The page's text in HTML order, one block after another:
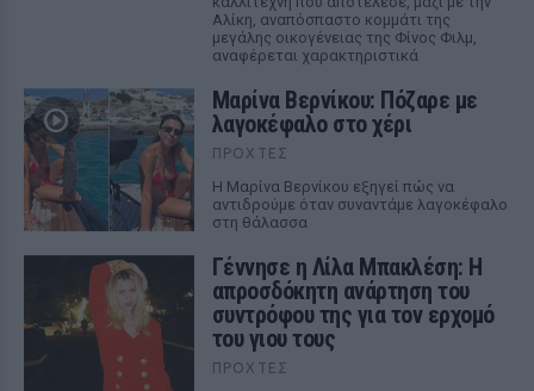
Αλίκη, αναπόσπαστο κομμάτι της
μεγάλης οικογένειας της Φίνος Φιλμ,
αναφέρεται χαρακτηριστικά
Μαρίνα Βερνίκου: Πόζαρε με
λαγοκέφαλο στο χέρι
ΠΡΟΧΤΈΣ
Η Μαρίνα Βερνίκου εξηγεί πώς να
αντιδρούμε όταν συναντάμε λαγοκέφαλο
στη θάλασσα
Γέννησε η Λίλα Μπακλέση: Η
απροσδόκητη ανάρτηση του
συντρόφου της για τον ερχομό
του γιου τους
ΠΡΟΧΤΈΣ